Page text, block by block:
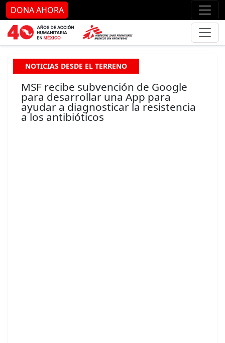
Ir al contenido principal Ir
DONA AHORA
NOTICIAS DESDE EL TERRENO
MSF recibe subvención de Google
para desarrollar una App para
ayudar a diagnosticar la resistencia
a los antibióticos